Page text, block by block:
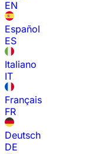
EN
Español
ES
Italiano
IT
Français
FR
Deutsch
DE